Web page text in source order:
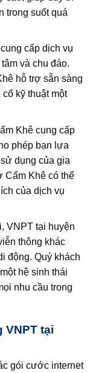
trong suốt quá
cấp dịch vụ
và chu đáo.
hỗ trợ sẵn sàng
kỹ thuật một
Khê cung cấp
phép bạn lựa
dụng của gia
Cẩm Khê có thể
của dịch vụ
VNPT tại huyện
thông khác
động. Quý khách
hệ sinh thái
nhu cầu trong
VNPT tại
gói cước internet